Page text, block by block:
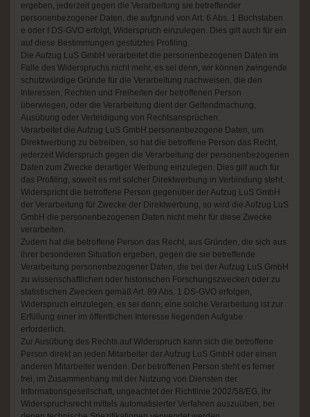
ergeben, jederzeit gegen die Verarbeitung sie betreffender
personenbezogener Daten, die aufgrund von Art. 6 Abs. 1 Buchstaben
e oder f DS-GVO erfolgt, Widerspruch einzulegen. Dies gilt auch für ein
auf diese Bestimmungen gestütztes Profiling.
Die Aufzug LuS GmbH verarbeitet die personenbezogenen Daten im
Falle des Widerspruchs nicht mehr, es sei denn, wir können zwingende
schutzwürdige Gründe für die Verarbeitung nachweisen, die den
Interessen, Rechten und Freiheiten der betroffenen Person
überwiegen, oder die Verarbeitung dient der Geltendmachung,
Ausübung oder Verteidigung von Rechtsansprüchen.
Verarbeitet die Aufzug LuS GmbH personenbezogene Daten, um
Direktwerbung zu betreiben, so hat die betroffene Person das Recht,
jederzeit Widerspruch gegen die Verarbeitung der personenbezogenen
Daten zum Zwecke derartiger Werbung einzulegen. Dies gilt auch für
das Profiling, soweit es mit solcher Direktwerbung in Verbindung steht.
Widerspricht die betroffene Person gegenüber der Aufzug LuS GmbH
der Verarbeitung für Zwecke der Direktwerbung, so wird die Aufzug LuS
GmbH die personenbezogenen Daten nicht mehr für diese Zwecke
verarbeiten.
Zudem hat die betroffene Person das Recht, aus Gründen, die sich aus
ihrer besonderen Situation ergeben, gegen die sie betreffende
Verarbeitung personenbezogener Daten, die bei der Aufzug LuS GmbH
zu wissenschaftlichen oder historischen Forschungszwecken oder zu
statistischen Zwecken gemäß Art. 89 Abs. 1 DS-GVO erfolgen,
Widerspruch einzulegen, es sei denn, eine solche Verarbeitung ist zur
Erfüllung einer im öffentlichen Interesse liegenden Aufgabe
erforderlich.
Zur Ausübung des Rechts auf Widerspruch kann sich die betroffene
Person direkt an jeden Mitarbeiter der Aufzug LuS GmbH oder einen
anderen Mitarbeiter wenden. Der betroffenen Person steht es ferner
frei, im Zusammenhang mit der Nutzung von Diensten der
Informationsgesellschaft, ungeachtet der Richtlinie 2002/58/EG, ihr
Widerspruchsrecht mittels automatisierter Verfahren auszuüben, bei